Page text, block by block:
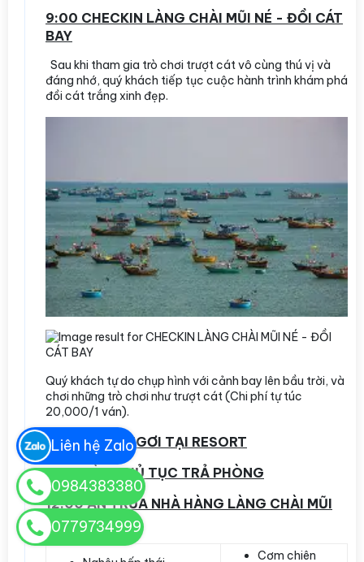
9:00 CHECKIN LÀNG CHÀI MŨI NÉ - ĐỒI CÁT
BAY
Sau khi tham gia trò chơi trượt cát vô cùng thú vị và
đáng nhớ, quý khách tiếp tục cuộc hành trình khám phá
đồi cát trắng xinh đẹp.
Quý khách tự do chụp hình với cảnh bay lên bầu trời, và
chơi những trò chơi như trượt cát (Chi phí tự túc
20,000/1 ván).
10:00 NGHỈ NGƠI TẠI RESORT
11:30 LÀM THỦ TỤC TRẢ PHÒNG
12:00 ĂN TRƯA NHÀ HÀNG LÀNG CHÀI MŨI
NÉ
Cơm chiên
0984383380
0779734999
Liên hệ Zalo